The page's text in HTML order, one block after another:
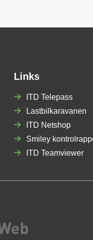
Links
ITD Telepass
Lastbilkaravanen
ITD Netshop
Smiley
ITD Teamviewer